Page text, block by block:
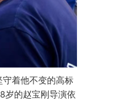
着他不变的高标
岁的赵宝刚导演依